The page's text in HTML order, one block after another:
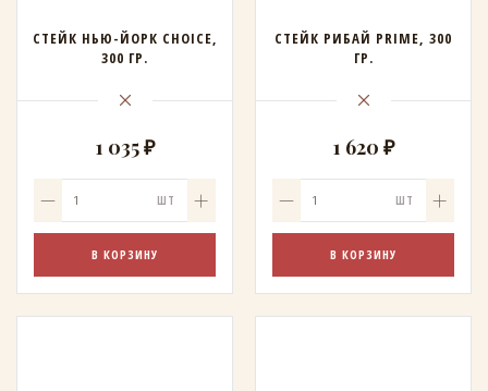
СТЕЙК НЬЮ-ЙОРК CHOICE,
300 ГР.
1 035 ₽
ШТ
В КОРЗИНУ
СТЕЙК РИБАЙ PRIME, 300
ГР.
1 620 ₽
ШТ
В КОРЗИНУ